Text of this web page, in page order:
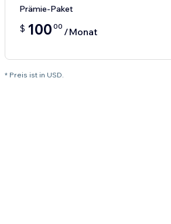
Prämie-Paket
$ 100 00 /Monat
* Preis ist in USD.